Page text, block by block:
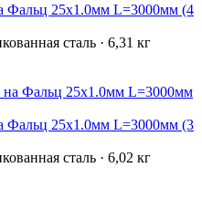
Фальц 25х1.0мм L=3000мм (4
сталь · 6,31 кг
Фальц 25х1.0мм L=3000мм (3
сталь · 6,02 кг